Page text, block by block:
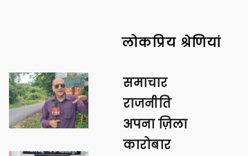
लोकप्रिय श्रेणियां
समाचार
राजनीति
अपना ज़िला
कारोबार